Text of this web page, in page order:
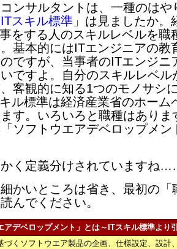
ンサルタントは、一種のはや
ITスキル標準 」は見ましたか。
をする人のスキルレベルを職
基本的にはITエンジニアの教
ですが、当事者のITエンジニ
ですよ。自分のスキルレベル
客観的に知る1つのモノサシ
ル標準は経済産業省のホーム
す。いろいろと職種はありま
ソフトウエアデベロップメン
く定義分けされていますね
かいところは省き、最初の「
んでください。
デベロップメント」とは～ITスキル標準より
づくソフトウエア製品の企画、仕様設定、設計